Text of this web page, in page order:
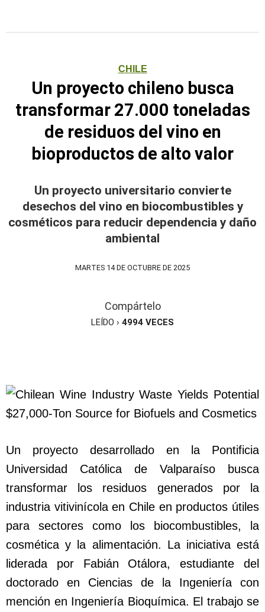
CHILE
Un proyecto chileno busca
transformar 27.000 toneladas
de residuos del vino en
bioproductos de alto valor
Un proyecto universitario convierte
desechos del vino en biocombustibles y
cosméticos para reducir dependencia y daño
ambiental
MARTES 14 DE OCTUBRE DE 2025
Compártelo
LEÍDO › 4994 VECES
Un proyecto desarrollado en la Pontificia
Universidad Católica de Valparaíso busca
transformar los residuos generados por la
industria vitivinícola en Chile en productos útiles
para sectores como los biocombustibles, la
cosmética y la alimentación. La iniciativa está
liderada por Fabián Otálora, estudiante del
doctorado en Ciencias de la Ingeniería con
mención en Ingeniería Bioquímica. El trabajo se